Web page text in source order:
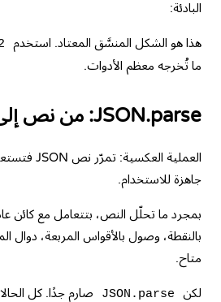
البادئة:
هذا هو الشكل المنسَّق المعتاد. استخدم
ما تُخرجه معظم الأدوات.
JSON.parse: من نص إلى كائن
جاهزة للاستخدام.
بمجرد ما تحلّل النص، بتتعامل مع كائن
بالنقطة، وصول بالأقواس المربعة،
متاح.
لكن JSON.parse صارم جدًا. كل